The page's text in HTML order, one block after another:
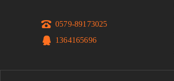
0579-89173025
1364165696